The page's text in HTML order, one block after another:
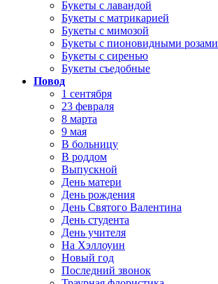
Букеты с лавандой
Букеты с матрикарией
Букеты с мимозой
Букеты с пионовидными розами
Букеты с сиренью
Букеты съедобные
Повод
1 сентября
23 февраля
8 марта
9 мая
В больницу
В роддом
Выпускной
День матери
День рождения
День Святого Валентина
День студента
День учителя
На Хэллоуин
Новый год
Последний звонок